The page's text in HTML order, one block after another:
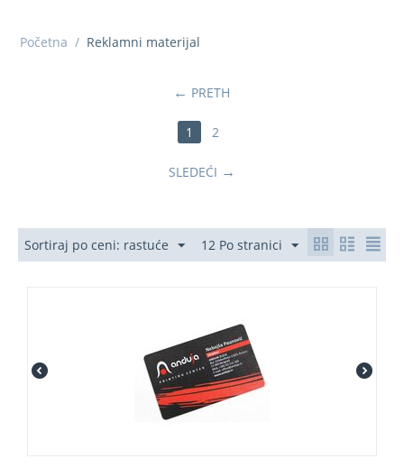
Početna / Reklamni materijal
PRETH
1 2
SLEDEĆI
Sortiraj po ceni: rastuće 12 Po stranici